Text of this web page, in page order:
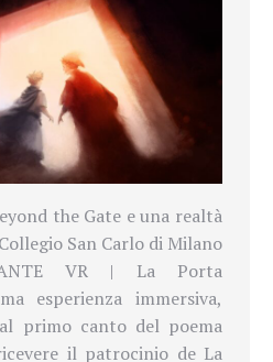
the Gate e una realtà
San Carlo di Milano
VR | La Porta
esperienza immersiva,
primo canto del poema
il patrocinio de La